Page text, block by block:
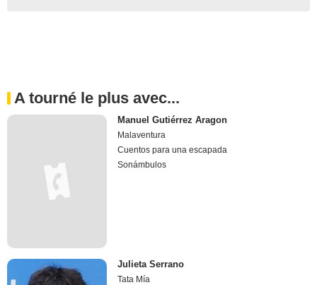
A tourné le plus avec...
Manuel Gutiérrez Aragon
Malaventura
Cuentos para una escapada
Sonámbulos
Julieta Serrano
Tata Mía